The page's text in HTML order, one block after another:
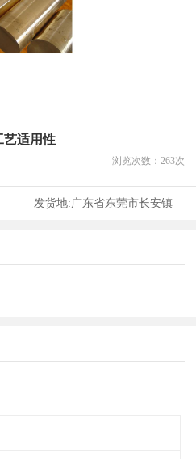
艺适用性
浏览次数： 263次
发货地:广东省东莞市长安镇